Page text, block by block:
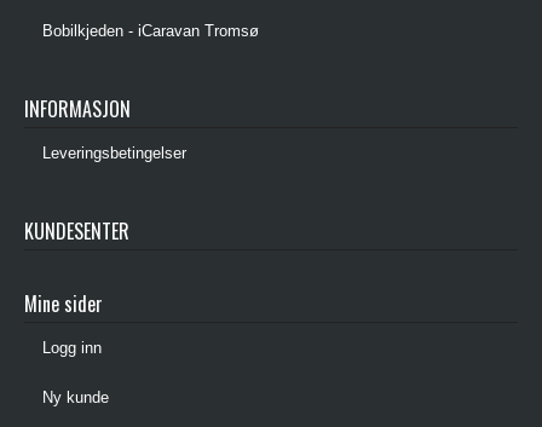
Bobilkjeden - iCaravan Tromsø
INFORMASJON
Leveringsbetingelser
KUNDESENTER
Mine sider
Logg inn
Ny kunde